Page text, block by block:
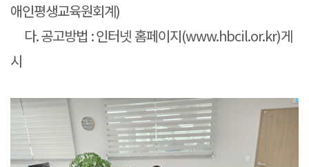
애인평생교육원회계)
다.공고방법 :인터넷 홈페이지(www.hbcil.or.kr)게
시